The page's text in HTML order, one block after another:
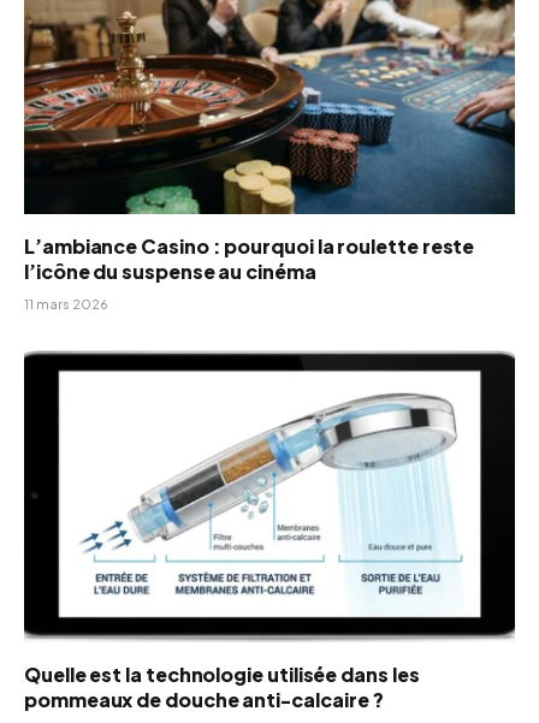
L’ambiance Casino : pourquoi la roulette reste
l’icône du suspense au cinéma
11 mars 2026
Quelle est la technologie utilisée dans les
pommeaux de douche anti-calcaire ?